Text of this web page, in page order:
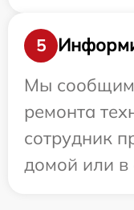
5
Мы
ремонта
сотрудник
домой или в